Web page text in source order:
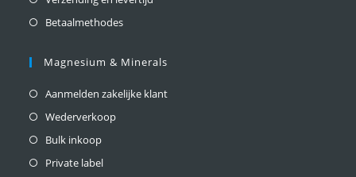
Betaalmethodes
Magnesium & Minerals
Aanmelden zakelijke klant
Wederverkoop
Bulk inkoop
Private label